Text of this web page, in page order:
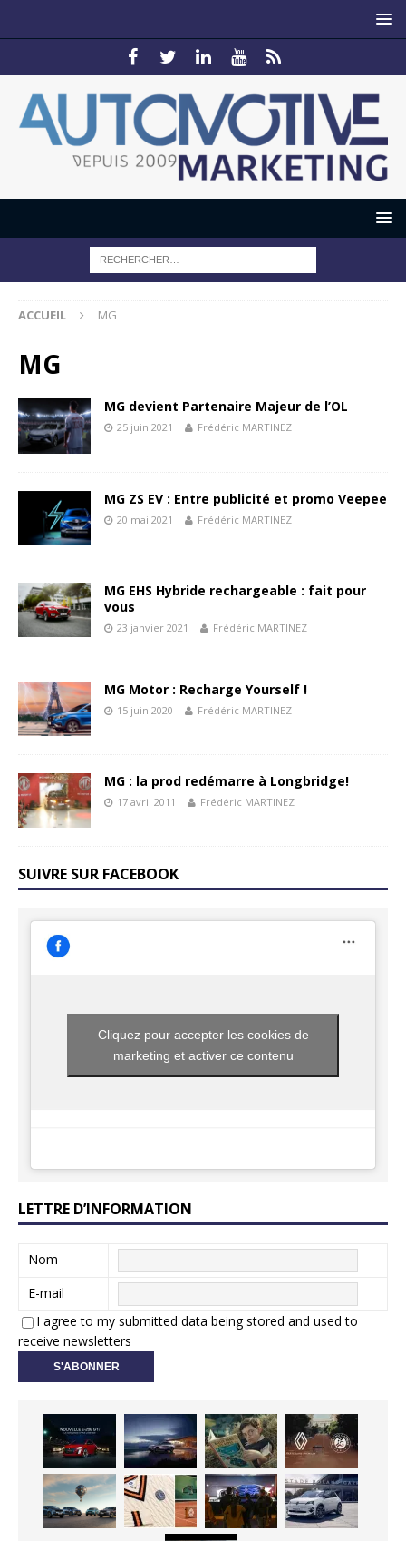
ACCUEIL MG
MG
MG devient Partenaire Majeur de l’OL
25 juin 2021 Frédéric MARTINEZ
MG ZS EV : Entre publicité et promo Veepee
20 mai 2021 Frédéric MARTINEZ
MG EHS Hybride rechargeable : fait pour
vous
23 janvier 2021 Frédéric MARTINEZ
MG Motor : Recharge Yourself !
15 juin 2020 Frédéric MARTINEZ
MG : la prod redémarre à Longbridge!
17 avril 2011 Frédéric MARTINEZ
SUIVRE SUR FACEBOOK
Cliquez pour accepter les cookies de
marketing et activer ce contenu
LETTRE D’INFORMATION
Nom
E-mail
I agree to my submitted data being stored and used to
receive newsletters